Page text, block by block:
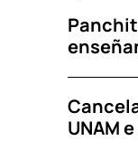
UNAM